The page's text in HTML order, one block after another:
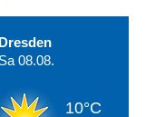
Dresden
Sa 08.08.
10°C